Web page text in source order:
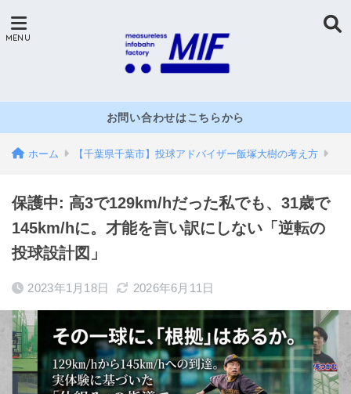
お問い合わせはこちらから
ホーム 【千葉県千葉市】投球アドバイザー飯塚大樹の考え方
保護中: 高3で129km/hだった私でも、31歳で
145km/hに。才能を言い訳にしない「逆転の
投球設計図」
2023年1月18日 2026年6月11日